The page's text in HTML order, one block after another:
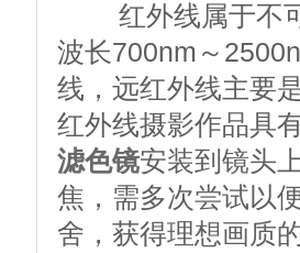
红外线属于不可
波长700nm～
线，远红外线主要
红外线摄影作品具
滤色镜安装到镜头
焦，需多次尝试以
舍，获得理想画质